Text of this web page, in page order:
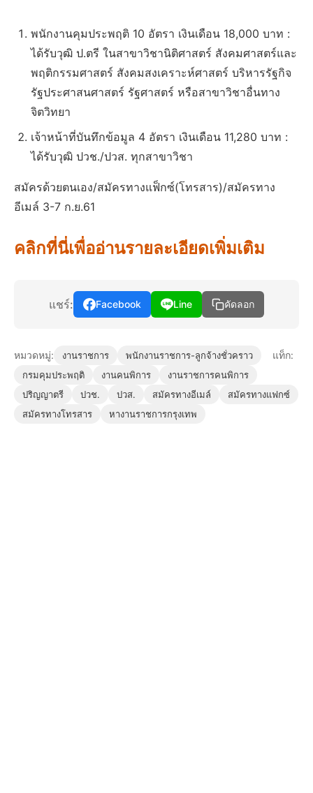
พนักงานคุมประพฤติ 10 อัตรา เงินเดือน 18,000 บาท :
ได้รับวุฒิ ป.ตรี ในสาขาวิชานิติศาสตร์ สังคมศาสตร์และ
พฤติกรรมศาสตร์ สังคมสงเคราะห์ศาสตร์ บริหารรัฐกิจ
รัฐประศาสนศาสตร์ รัฐศาสตร์ หรือสาขาวิชาอื่นทาง
จิตวิทยา
เจ้าหน้าที่บันทึกข้อมูล 4 อัตรา เงินเดือน 11,280 บาท :
ได้รับวุฒิ ปวช./ปวส. ทุกสาขาวิชา
สมัครด้วยตนเอง/สมัครทางแฟ็กซ์(โทรสาร)/สมัครทาง
อีเมล์ 3-7 ก.ย.61
คลิกที่นี่เพื่ออ่านรายละเอียดเพิ่มเติม
แชร์: Facebook Line คัดลอก
หมวดหมู่: งานราชการ พนักงานราชการ-ลูกจ้างชั่วคราว แท็ก:
กรมคุมประพฤติ งานคนพิการ
งานราชการคนพิการ
ปริญญาตรี
ปวช. ปวส. สมัครทางอีเมล์
สมัครทางแฟกซ์
สมัครทางโทรสาร
หางานราชการกรุงเทพ